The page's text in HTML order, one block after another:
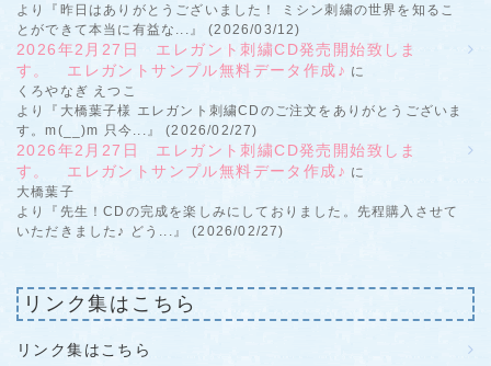
より『昨日はありがとうございました！ ミシン刺繍の世界を知るこ
とができて本当に有益な...』 (2026/03/12)
2026年2月27日 エレガント刺繍CD発売開始致しま
す。 エレガントサンプル無料データ作成♪ に
くろやなぎ えつこ
より『大橋葉子様 エレガント刺繍CDのご注文をありがとうございま
す。m(__)m 只今...』 (2026/02/27)
2026年2月27日 エレガント刺繍CD発売開始致しま
す。 エレガントサンプル無料データ作成♪ に
大橋葉子
より『先生！CDの完成を楽しみにしておりました。先程購入させて
いただきました♪ どう...』 (2026/02/27)
リンク集はこちら
リンク集はこちら